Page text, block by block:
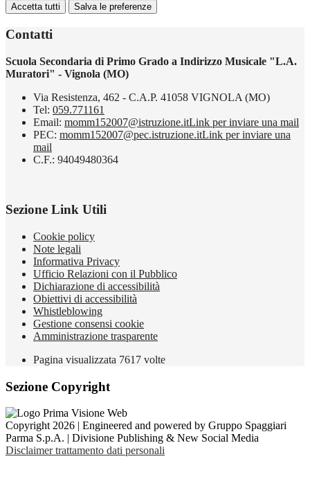
Accetta tutti Salva le preferenze
Contatti
Scuola Secondaria di Primo Grado a Indirizzo Musicale "L.A.
Muratori" - Vignola (MO)
Via Resistenza, 462 - C.A.P. 41058 VIGNOLA (MO)
Tel: 059.771161
Email: momm152007@istruzione.itLink per inviare una mail
PEC: momm152007@pec.istruzione.itLink per inviare una
mail
C.F.: 94049480364
Sezione Link Utili
Cookie policy
Note legali
Informativa Privacy
Ufficio Relazioni con il Pubblico
Dichiarazione di accessibilità
Obiettivi di accessibilità
Whistleblowing
Gestione consensi cookie
Amministrazione trasparente
Pagina visualizzata 7617 volte
Sezione Copyright
Copyright 2026 | Engineered and powered by Gruppo Spaggiari
Parma S.p.A. | Divisione Publishing & New Social Media
Disclaimer trattamento dati personali